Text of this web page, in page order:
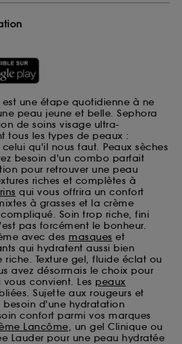
une étape quotidienne à ne
peau jeune et belle. Sephora
de soins visage ultra-
tous les types de peaux :
qu'il nous faut. Peaux sèches
besoin d'un combo parfait
pour retrouver une peau
riches et complètes à
qui vous offrira un confort
à grasses et la crème
Soin trop riche, fini
pas forcément le bonheur.
avec des masques et
qui hydratent aussi bien
Texture gel, fluide éclat ou
avez désormais le choix pour
convient. Les peaux
Sujette aux rougeurs et
besoin d'une hydratation
confort parmi vos marques
Lancôme, un gel Clinique ou
Lauder pour une peau hydratée